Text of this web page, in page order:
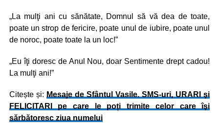
„La mulţi ani cu sănătate, Domnul să vă dea de toate,
poate un strop de fericire, poate unul de iubire, poate unul
de noroc, poate toate la un loc!”
„Eu îţi doresc de Anul Nou, doar Sentimente drept cadou!
La mulţi ani!”
Citește și: Mesaje de Sfântul Vasile. SMS-uri, URARI şi
FELICITARI pe care le poți trimite celor care îşi
sărbătoresc ziua numelui